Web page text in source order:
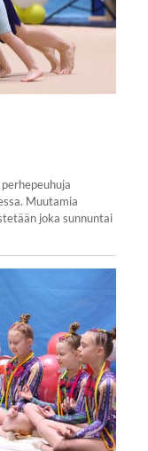
Muutamia
joka sunnuntai